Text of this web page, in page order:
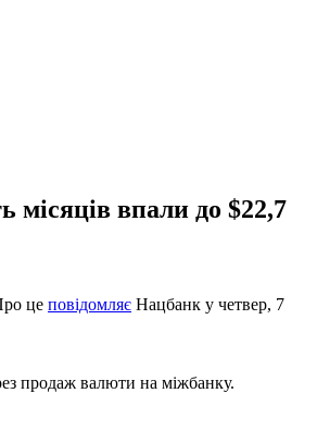
місяців впали до $22,7
це повідомляє Нацбанк у четвер, 7
продаж валюти на міжбанку.